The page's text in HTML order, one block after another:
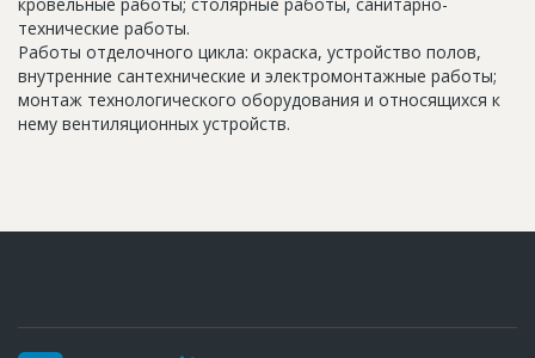
технические работы.
Работы отделочного цикла: окраска, устройство полов,
внутренние сантехнические и электромонтажные работы;
монтаж технологического оборудования и относящихся к
нему вентиляционных устройств.